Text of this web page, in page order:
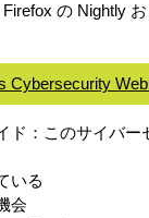
の Nightly
Cybersecurity
ド：このサイバー
いる
会